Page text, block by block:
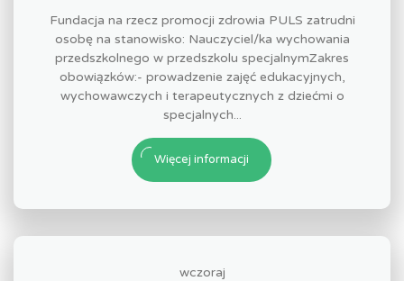
Fundacja na rzecz promocji zdrowia PULS zatrudni
osobę na stanowisko: Nauczyciel/ka wychowania
przedszkolnego w przedszkolu specjalnymZakres
obowiązków:- prowadzenie zajęć edukacyjnych,
wychowawczych i terapeutycznych z dziećmi o
specjalnych...
Więcej informacji
wczoraj